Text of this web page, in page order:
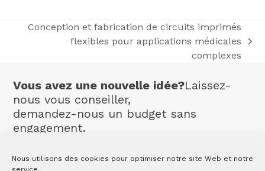
Nous utilisons des cookies pour optimiser notre site Web et notre
service.
Conception et fabrication de circuits imprimés
flexibles pour applications médicales
complexes
Vous avez une nouvelle idée?Laissez-
nous vous conseiller,
demandez-nous un budget sans
engagement.
Contact